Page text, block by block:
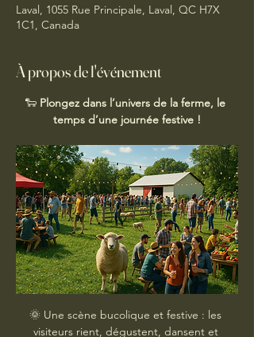
Laval, 1055 Rue Principale, Laval, QC H7X
1C1, Canada
À propos de l'événement
🐑 Plongez dans l’univers de la ferme, le
temps d’une journée festive !
🌞 Une scène bucolique et festive : les
visiteurs rient, dégustent, dansent et